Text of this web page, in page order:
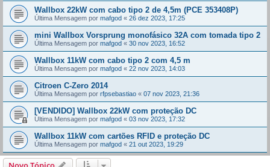
Wallbox 22kW com cabo tipo 2 de 4,5m (PCE 353408P)
Última Mensagem por mafgod « 26 dez 2023, 17:25
mini Wallbox Vorsprung monofásico 32A com tomada tipo 2
Última Mensagem por mafgod « 30 nov 2023, 16:52
Wallbox 11kW com cabo tipo 2 com 4,5 m
Última Mensagem por mafgod « 22 nov 2023, 14:03
Citroen C-Zero 2014
Última Mensagem por rfpsebastiao « 07 nov 2023, 21:36
[VENDIDO] Wallbox 22kW com proteção DC
Última Mensagem por mafgod « 03 nov 2023, 17:32
Wallbox 11kW com cartões RFID e proteção DC
Última Mensagem por mafgod « 21 out 2023, 19:29